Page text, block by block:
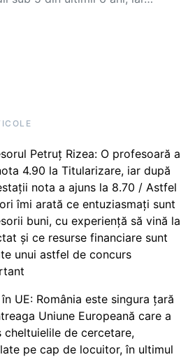
Petruț Rizea: O profesoară a
4.90 la Titularizare, iar după
nota a ajuns la 8.70 / Astfel
îmi arată ce entuziasmați sunt
buni, cu experiență să vină la
și ce resurse financiare sunt
unui astfel de concurs
UE: România este singura țară
Uniune Europeană care a
cheltuielile de cercetare,
pe cap de locuitor, în ultimul